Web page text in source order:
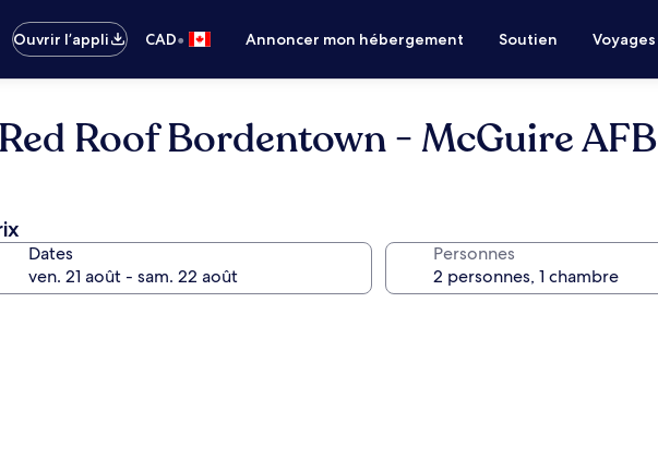
Ouvrir l’appli CAD• Annoncer mon hébergement Soutien Voyages
Roof Bordentown - McGuire AFB
Dates Personnes